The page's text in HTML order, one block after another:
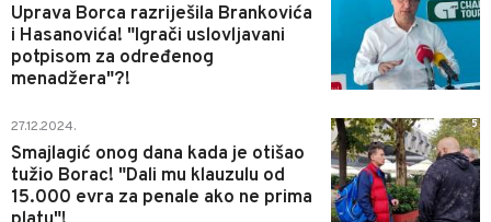
Uprava Borca razriješila Brankovića
i Hasanovića! "Igrači uslovljavani
potpisom za određenog
menadžera"?!
27.12.2024.
Smajlagić onog dana kada je otišao
tužio Borac! "Dali mu klauzulu od
15.000 evra za penale ako ne prima
5